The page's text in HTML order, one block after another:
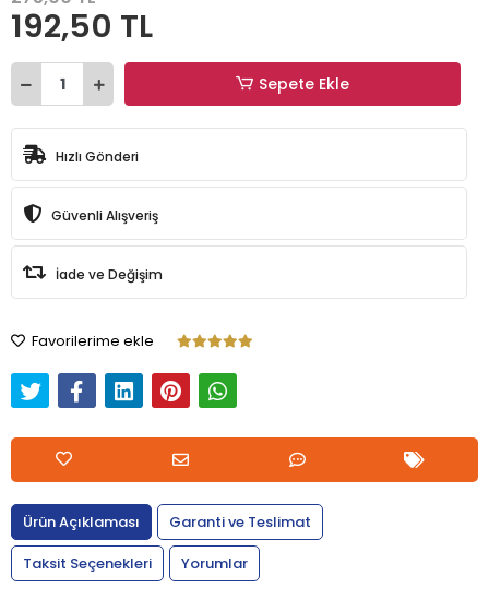
192,50 TL
Sepete Ekle
Hızlı Gönderi
Güvenli Alışveriş
İade ve Değişim
Favorilerime ekle
Ürün Açıklaması
Garanti ve Teslimat
Taksit Seçenekleri
Yorumlar